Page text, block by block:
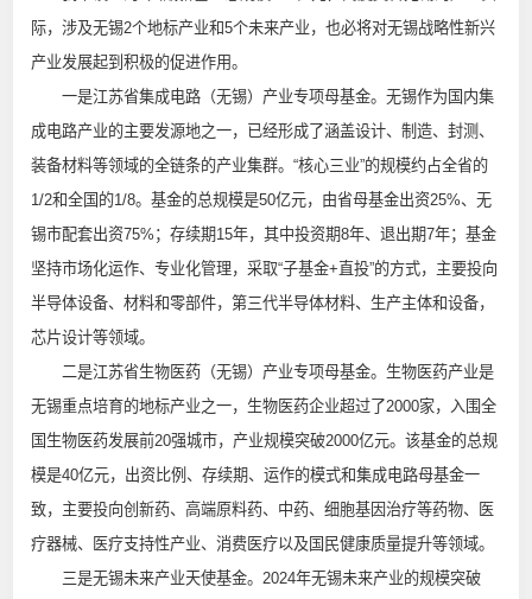
际，涉及无锡2个地标产业和5个未来产业，也必将对无锡战略性新兴
产业发展起到积极的促进作用。
一是江苏省集成电路（无锡）产业专项母基金。无锡作为国内集
成电路产业的主要发源地之一，已经形成了涵盖设计、制造、封测、
装备材料等领域的全链条的产业集群。“核心三业”的规模约占全省的
1/2和全国的1/8。基金的总规模是50亿元，由省母基金出资25%、无
锡市配套出资75%；存续期15年，其中投资期8年、退出期7年；基金
坚持市场化运作、专业化管理，采取“子基金+直投”的方式，主要投向
半导体设备、材料和零部件，第三代半导体材料、生产主体和设备，
芯片设计等领域。
二是江苏省生物医药（无锡）产业专项母基金。生物医药产业是
无锡重点培育的地标产业之一，生物医药企业超过了2000家，入围全
国生物医药发展前20强城市，产业规模突破2000亿元。该基金的总规
模是40亿元，出资比例、存续期、运作的模式和集成电路母基金一
致，主要投向创新药、高端原料药、中药、细胞基因治疗等药物、医
疗器械、医疗支持性产业、消费医疗以及国民健康质量提升等领域。
三是无锡未来产业天使基金。2024年无锡未来产业的规模突破